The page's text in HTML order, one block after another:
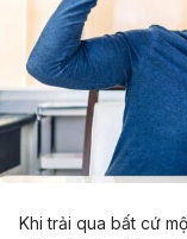
Khi trải qua bất cứ